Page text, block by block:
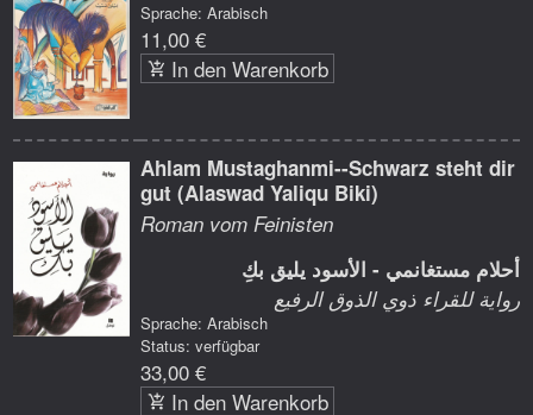
Sprache: Arabisch
11,00 €
In den Warenkorb
Ahlam Mustaghanmi--Schwarz steht dir
gut (Alaswad Yaliqu Biki)
Roman vom Feinisten
أحلام مستغانمي - الأسود يليق بكِ
رواية للقراء ذوي الذوق الرفيع
Sprache: Arabisch
Status: verfügbar
33,00 €
In den Warenkorb